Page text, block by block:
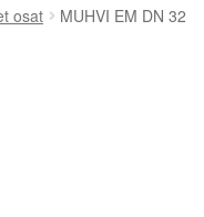
osat MUHVI EM DN 32